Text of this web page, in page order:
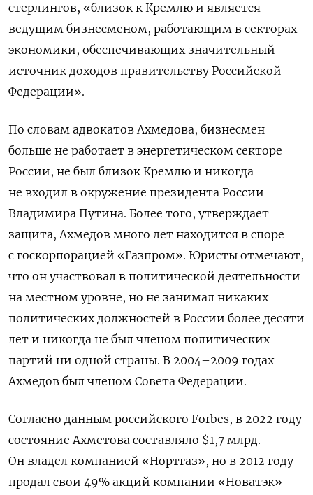
стерлингов, «близок к Кремлю и является
ведущим бизнесменом, работающим в секторах
экономики, обеспечивающих значительный
источник доходов правительству Российской
Федерации».
По словам адвокатов Ахмедова, бизнесмен
больше не работает в энергетическом секторе
России, не был близок Кремлю и никогда
не входил в окружение президента России
Владимира Путина. Более того, утверждает
защита, Ахмедов много лет находится в споре
с госкорпорацией «Газпром». Юристы отмечают,
что он участвовал в политической деятельности
на местном уровне, но не занимал никаких
политических должностей в России более десяти
лет и никогда не был членом политических
партий ни одной страны. В 2004–2009 годах
Ахмедов был членом Совета Федерации.
Согласно данным российского Forbes, в 2022 году
состояние Ахметова составляло $1,7 млрд.
Он владел компанией «Нортгаз», но в 2012 году
продал свои 49% акций компании «Новатэк»